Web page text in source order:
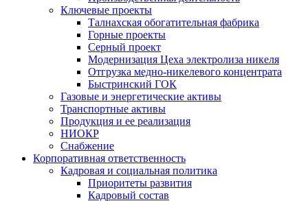
Ключевые проекты
Талнахская обогатительная фабрика
Горные проекты
Серный проект
Модернизация Цеха электролиза никеля
Отгрузка медно-никелевого концентрата
Быстринский ГОК
Газовые и энергетические активы
Транспортные активы
Продукция и ее реализация
НИОКР
Снабжение
Корпоративная ответственность
Кадровая и социальная политика
Приоритеты развития
Кадровый состав